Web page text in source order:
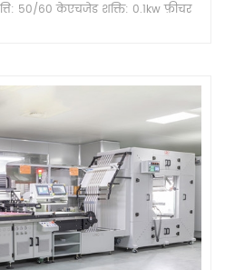
50/60 केएचजेड शक्ति: 0.1kw फ़ीचर
मोटर्स इन उपयोगों की तुलना में बहुत
के साथ देखा जा सकता है, जैसे पंखा,
की मशीनरी आदि। मॉडल: 100W; 750W;
पैकिंग & डिलिवरी